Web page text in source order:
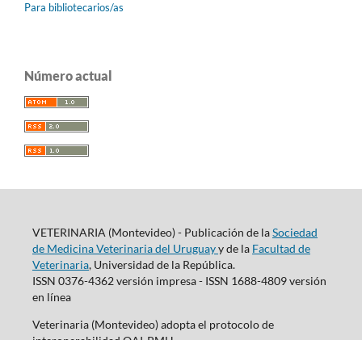
Para bibliotecarios/as
Número actual
VETERINARIA (Montevideo) - Publicación de laSociedad
de Medicina Veterinaria del Uruguayy de la Facultad de
Veterinaria, Universidad de la República.
ISSN 0376-4362 versión impresa - ISSN 1688-4809 versión
en línea
Veterinaria (Montevideo) adopta el protocolo de